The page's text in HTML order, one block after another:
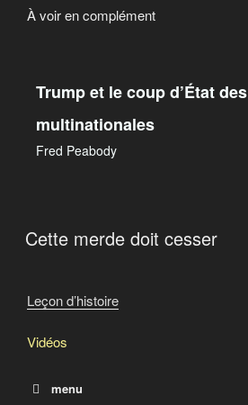
À voir en complément
Trump et le coup d’État des
multinationales
Fred Peabody
Cette merde doit cesser
Leçon d’histoire
Vidéos
menu